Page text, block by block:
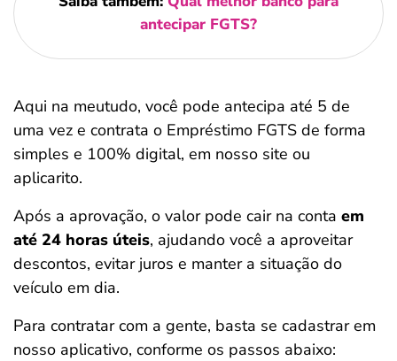
antecipar FGTS?
Aqui na meutudo, você pode antecipa até 5 de
uma vez e contrata o Empréstimo FGTS de forma
simples e 100% digital, em nosso site ou
aplicarito.
Após a aprovação, o valor pode cair na conta em
até 24 horas úteis, ajudando você a aproveitar
descontos, evitar juros e manter a situação do
veículo em dia.
Para contratar com a gente, basta se cadastrar em
nosso aplicativo, conforme os passos abaixo: